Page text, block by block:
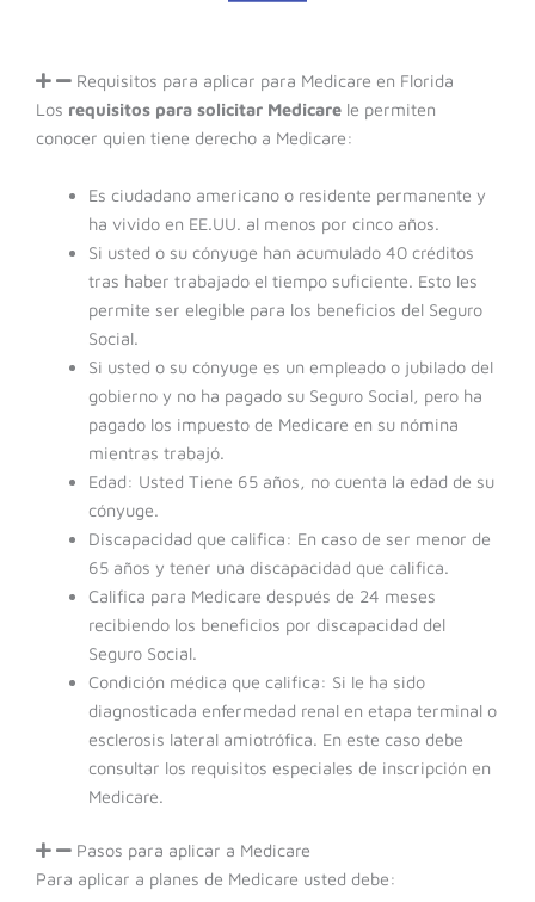
Requisitos para aplicar para Medicare en Florida
Los requisitos para solicitar Medicare le permiten
conocer quien tiene derecho a Medicare:
Es ciudadano americano o residente permanente y
ha vivido en EE.UU. al menos por cinco años.
Si usted o su cónyuge han acumulado 40 créditos
tras haber trabajado el tiempo suficiente. Esto les
permite ser elegible para los beneficios del Seguro
Social.
Si usted o su cónyuge es un empleado o jubilado del
gobierno y no ha pagado su Seguro Social, pero ha
pagado los impuesto de Medicare en su nómina
mientras trabajó.
Edad: Usted Tiene 65 años, no cuenta la edad de su
cónyuge.
Discapacidad que califica: En caso de ser menor de
65 años y tener una discapacidad que califica.
Califica para Medicare después de 24 meses
recibiendo los beneficios por discapacidad del
Seguro Social.
Condición médica que califica: Si le ha sido
diagnosticada enfermedad renal en etapa terminal o
esclerosis lateral amiotrófica. En este caso debe
consultar los requisitos especiales de inscripción en
Medicare.
Pasos para aplicar a Medicare
Para aplicar a planes de Medicare usted debe: